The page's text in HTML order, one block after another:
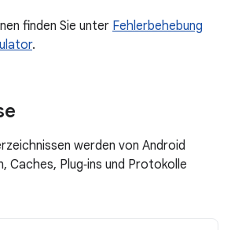
finden Sie unter Fehlerbehebung
.
werden von Android
Caches, Plug‑ins und Protokolle